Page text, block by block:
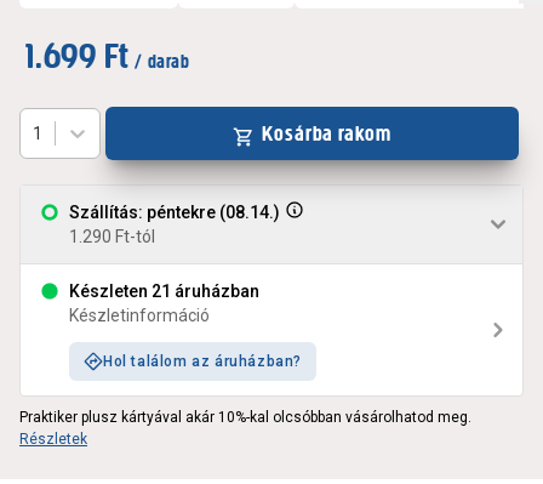
1.699 Ft / darab
Szállítás: péntekre (08.14.)
1.290 Ft-tól
Készleten 21 áruházban
Készletinformáció
Hol találom az áruházban?
1 Kosárba rakom
Praktiker plusz kártyával akár 10%-kal olcsóbban vásárolhatod meg.
Részletek